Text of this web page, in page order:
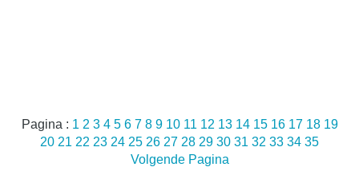
Pagina : 1 2 3 4 5 6 7 8 9 10 11 12 13 14 15 16 17 18 19
20 21 22 23 24 25 26 27 28 29 30 31 32 33 34 35
Volgende Pagina